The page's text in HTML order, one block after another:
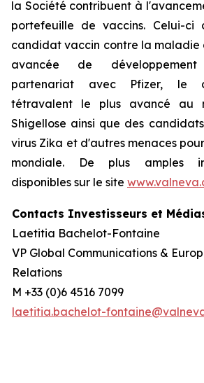
la Société contribuent à
portefeuille de vaccins. Celui-ci
candidat vaccin contre la maladie
avancée de
partenariat avec Pfizer, le
tétravalent le plus avancé au
Shigellose ainsi que des
virus Zika et d'autres menaces
mondiale. De plus amples
disponibles sur le site
Contacts Investisseurs et
Laetitia Bachelot-Fontaine
VP Global Communications &
Relations
M +33 (0)6 4516 7099
laetitia.bachelot-